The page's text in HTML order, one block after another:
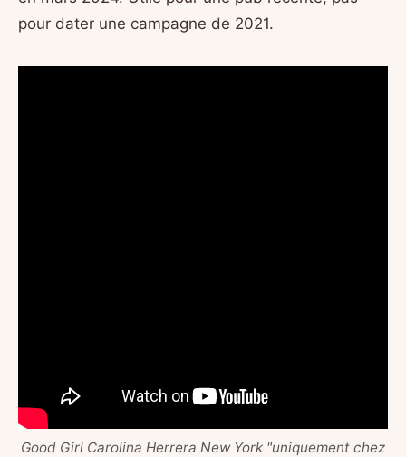
pour dater une campagne de 2021.
Good Girl Carolina Herrera New York "uniquement chez